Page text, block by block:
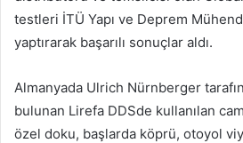
testleri İTÜ Yapı ve Deprem
yaptırarak başarılı sonuçlar aldı.
Almanyada Ulrich Nürnberger
bulunan Lirefa DDSde kullanılan
özel doku, başlarda köprü, otoyol